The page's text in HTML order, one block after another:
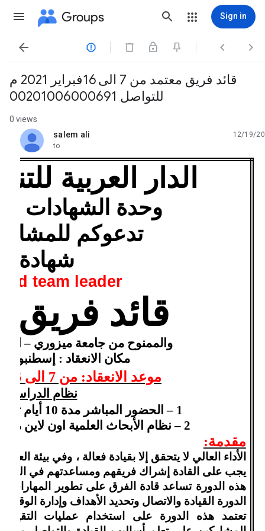
Groups Sign in
   
قائد فريق معتمد من 7 الى 16فبراير 2021 م
للتواصل 00201006000691
0 views
salem ali
unread,
12/19/20
to
الدار العربية
وحدة الشهادات
تدعوكم
شهادة:
team leader
قائد فريق
والممنوح من جامعة ميزوري –
مكان الانعقاد : إسطنبول –
موعد الانعقاد: من 7 الى 16 فبراير 2021 م
نظام الدراسة
1 – الحضور المباشر مدة 10 أيام تدريبية ( القاهرة– دبي )
2 – نظام الأبحاث العلمية اون لاين من خلال برنامج زوووووم
مقدمة:
الأداء العالي لا يتحقق إلا بقيادة فعالة ، وفي بيئة
يجب على القادة إشراك فريقهم ومساعدتهم في
هذه الدورة تساعد قادة الفرق على تطوير المهارات
الدورة القيادة والاتصال وتحديد الأهداف وإدارة الوقت
تعتمد هذه الدورة على استخدام عمليات